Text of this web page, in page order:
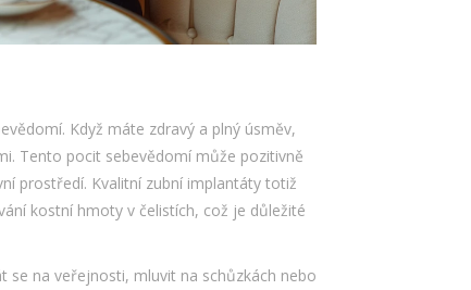
Když máte zdravý a plný úsměv,
Tento pocit sebevědomí může pozitivně
prostředí. Kvalitní zubní implantáty totiž
kostní hmoty v čelistích, což je důležité
na veřejnosti, mluvit na schůzkách nebo